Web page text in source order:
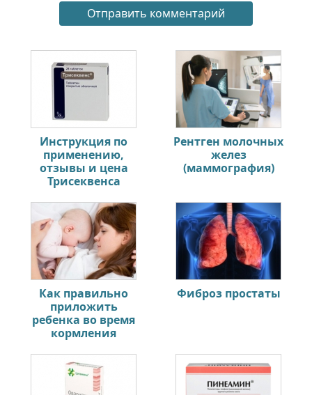
Инструкция по
применению,
отзывы и цена
Трисеквенса
Рентген молочных
желез
(маммография)
Как правильно
приложить
ребенка во время
кормления
Фиброз простаты